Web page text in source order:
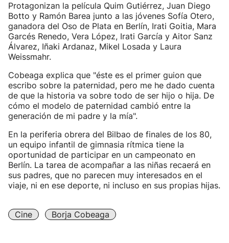
Protagonizan la película Quim Gutiérrez, Juan Diego
Botto y Ramón Barea junto a las jóvenes Sofía Otero,
ganadora del Oso de Plata en Berlín, Irati Goitia, Mara
Garcés Renedo, Vera López, Irati García y Aitor Sanz
Álvarez, Iñaki Ardanaz, Mikel Losada y Laura
Weissmahr.
Cobeaga explica que "éste es el primer guion que
escribo sobre la paternidad, pero me he dado cuenta
de que la historia va sobre todo de ser hijo o hija. De
cómo el modelo de paternidad cambió entre la
generación de mi padre y la mía".
En la periferia obrera del Bilbao de finales de los 80,
un equipo infantil de gimnasia rítmica tiene la
oportunidad de participar en un campeonato en
Berlín. La tarea de acompañar a las niñas recaerá en
sus padres, que no parecen muy interesados en el
viaje, ni en ese deporte, ni incluso en sus propias hijas.
Cine Borja Cobeaga